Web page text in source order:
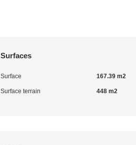
Surfaces
Surface 167.39 m2
Surface terrain 448 m2